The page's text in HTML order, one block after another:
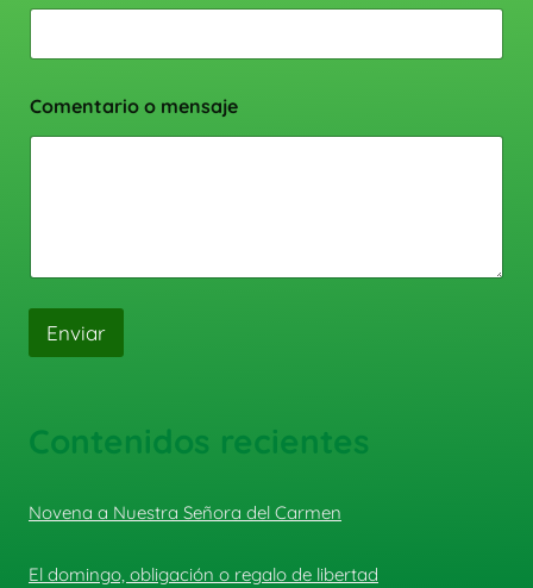
Comentario o mensaje
Enviar
Contenidos recientes
Novena a Nuestra Señora del Carmen
El domingo, obligación o regalo de libertad